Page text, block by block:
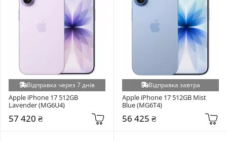
Відправка через 7 днів
Apple iPhone 17 512GB
Lavender (MG6U4)
57 420 ₴
Відправка завтра
Apple iPhone 17 512GB Mist
Blue (MG6T4)
56 425 ₴